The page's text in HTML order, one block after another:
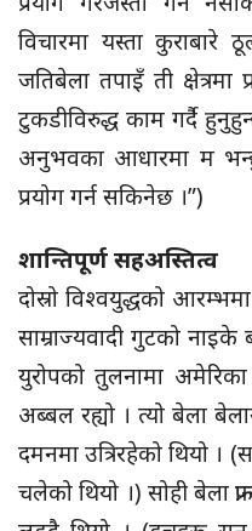
विचारमा यस्ता कुराबारे
जतिबेला तपाइँ ती क्षेत्रमा
टुकडीविरुद्ध काम गर्दै
अनुभवका आधारमा म
प्रयोग गर्न सकिनेछ ।”)
शान्तिपूर्ण सहअस्तित्व
दोस्रो विश्वयुद्धको
साम्राज्यवादी गुटको
युरोपको तुलनामा
अब्बल रह्यो । त्यो बेला
दमनमा उत्रिरहेको थियो ।
चलेको थियो ।) सोही बेला